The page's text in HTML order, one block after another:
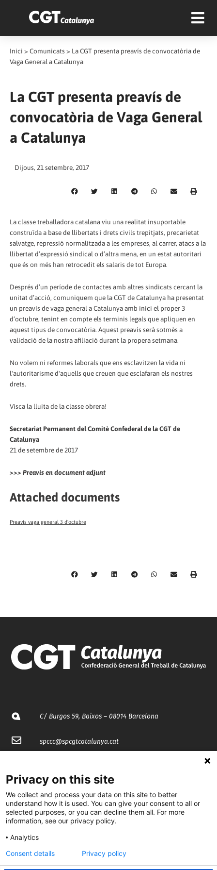
Inici > Comunicats > La CGT presenta preavís de convocatòria de
Vaga General a Catalunya
La CGT presenta preavís de
convocatòria de Vaga General
a Catalunya
Dijous, 21 setembre, 2017
La classe treballadora catalana viu una realitat insuportable
construïda a base de llibertats i drets civils trepitjats, precarietat
salvatge, repressió normalitzada a les empreses, al carrer, atacs a la
llibertat d’expressió sindical o d’altra mena, en un estat autoritari
que és on més han retrocedit els salaris de tot Europa.
Després d’un període de contactes amb altres sindicats cercant la
unitat d’acció, comuniquem que la CGT de Catalunya ha presentat
un preavís de vaga general a Catalunya amb inici el proper 3
d’octubre, tenint en compte els terminis legals que apliquen en
aquest tipus de convocatòria. Aquest preavís serà sotmès a
validació de la nostra afiliació durant la propera setmana.
No volem ni reformes laborals que ens esclavitzen la vida ni
l'autoritarisme d'aquells que creuen que esclafaran els nostres
drets.
Visca la lluita de la classe obrera!
Secretariat Permanent del Comitè Confederal de la CGT de
Catalunya
21 de setembre de 2017
>>> Preavís en document adjunt
Attached documents
Preavís vaga general 3 d'octubre
C/ Burgos 59, Baixos – 08014 Barcelona
spccc@spcgtcatalunya.cat
@CGTCatalunya
cgtcatalunya
cgtcatalunya
Privacy on this site
We collect and process your data on this site to better
understand how it is used. You can give your consent to all or
selected purposes, or you can decline them all. For more
information, see our privacy policy.
Analytics
Consent details
Privacy policy